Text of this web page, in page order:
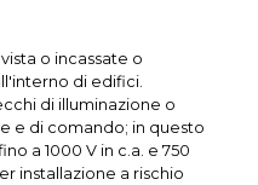
o incassate o
di edifici.
di illuminazione o
e di comando; in questo
a 1000 V in c.a. e 750
installazione a rischio